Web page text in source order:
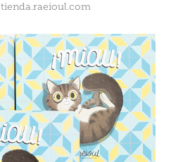
tienda.raeioul.com